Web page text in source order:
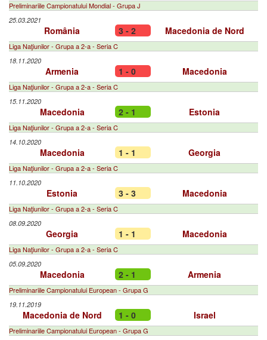
Preliminariile Campionatului Mondial - Grupa J
25.03.2021
România 3 - 2 Macedonia de Nord
Liga Naţiunilor - Grupa a 2-a - Seria C
18.11.2020
Armenia 1 - 0 Macedonia
Liga Naţiunilor - Grupa a 2-a - Seria C
15.11.2020
Macedonia 2 - 1 Estonia
Liga Naţiunilor - Grupa a 2-a - Seria C
14.10.2020
Macedonia 1 - 1 Georgia
Liga Naţiunilor - Grupa a 2-a - Seria C
11.10.2020
Estonia 3 - 3 Macedonia
Liga Naţiunilor - Grupa a 2-a - Seria C
08.09.2020
Georgia 1 - 1 Macedonia
Liga Naţiunilor - Grupa a 2-a - Seria C
05.09.2020
Macedonia 2 - 1 Armenia
Preliminariile Campionatului European - Grupa G
19.11.2019
Macedonia de Nord 1 - 0 Israel
Preliminariile Campionatului European - Grupa G